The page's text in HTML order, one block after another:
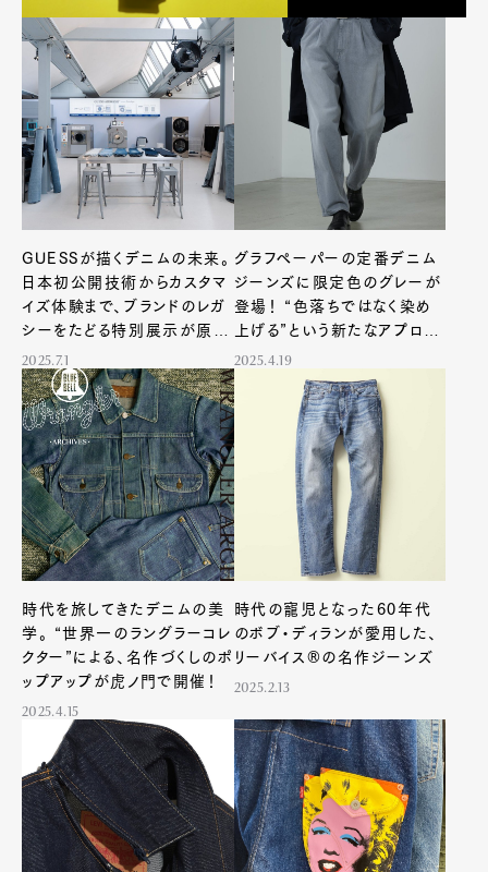
Art&Design Watch Fashion
GUESSが描くデニムの未来。
日本初公開技術からカスタマ
イズ体験まで、ブランドのレガ
シーをたどる特別展示が原宿
で開催
2025.7.1
グラフペーパーの定番デニム
ジーンズに限定色のグレーが
登場！ “色落ちではなく染め
上げる”という新たなアプロー
チ
2025.4.19
時代を旅してきたデニムの美
学。 “世界一のラングラーコレ
クター”による、名作づくしのポ
ップアップが虎ノ門で開催！
2025.4.15
時代の寵児となった60年代
のボブ・ディランが愛用した、
リーバイス®の名作ジーンズ
2025.2.13